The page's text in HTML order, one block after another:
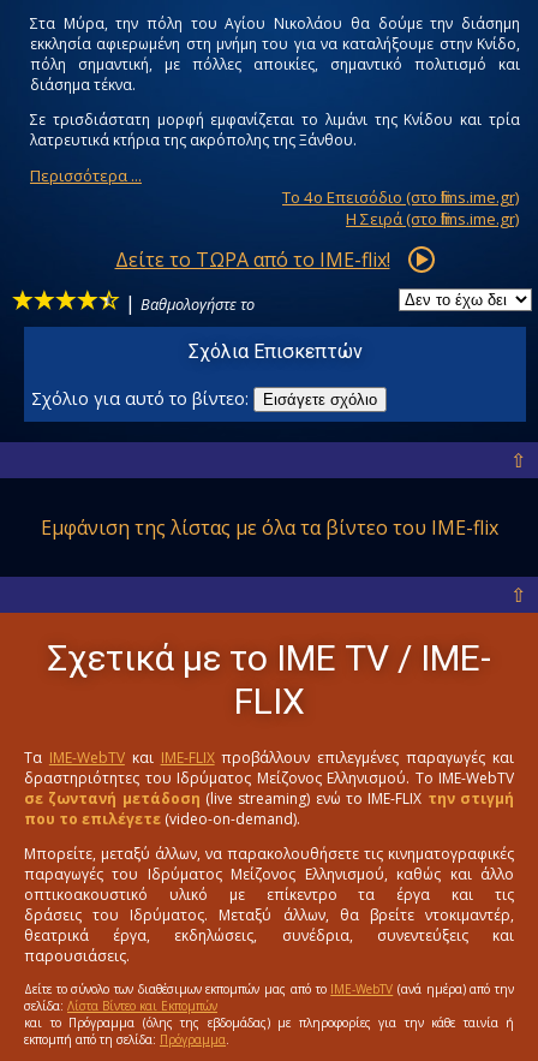
Στα Μύρα, την πόλη του Αγίου Νικολάου θα δούμε την διάσημη
εκκλησία αφιερωμένη στη μνήμη του για να καταλήξουμε στην Κνίδο,
πόλη σημαντική, με πόλλες αποικίες, σημαντικό πολιτισμό και
διάσημα τέκνα.
Σε τρισδιάστατη μορφή εμφανίζεται το λιμάνι της Κνίδου και τρία
λατρευτικά κτήρια της ακρόπολης της Ξάνθου.
Περισσότερα ...
Tο 4ο Eπεισόδιο (στο films.ime.gr)
Η Σειρά (στο films.ime.gr)
Δείτε το ΤΩΡΑ από το IME-flix!
| Βαθμολογήστε το
Σχόλια Επισκεπτών
Σχόλιο για αυτό το βίντεο: Εισάγετε σχόλιο
⇧
Εμφάνιση της λίστας με όλατα βίντεο του IME-flix
⇧
Σχετικά με το ΙΜΕ ΤV / IME-
FLIX
Τα IME-WebTVκαι IME-FLIXπροβάλλουν επιλεγμένες παραγωγές και
δραστηριότητες του Ιδρύματος Μείζονος Ελληνισμού. Το IME-WebTV
σε ζωντανή μετάδοση (live streaming) ενώ το IME-FLIX την στιγμή
που το επιλέγετε (video-on-demand).
Μπορείτε, μεταξύ άλλων, να παρακολουθήσετε τις κινηματογραφικές
παραγωγές του Ιδρύματος Μείζονος Ελληνισμού, καθώς και άλλο
οπτικοακουστικό υλικό με επίκεντρο τα έργα και τις
δράσεις του Ιδρύματος. Μεταξύ άλλων, θα βρείτε ντοκιμαντέρ,
θεατρικά έργα, εκδηλώσεις, συνέδρια, συνεντεύξεις και
παρουσιάσεις.
Δείτε το σύνολο των διαθέσιμων εκπομπών μας από το IME-WebTV (ανά ημέρα) από την
σελίδα: Λίστα Βίντεο και Εκπομπών
και το Πρόγραμμα (όλης της εβδομάδας) με πληροφορίες για την κάθε ταινία ή
εκπομπή από τη σελίδα: Πρόγραμμα.